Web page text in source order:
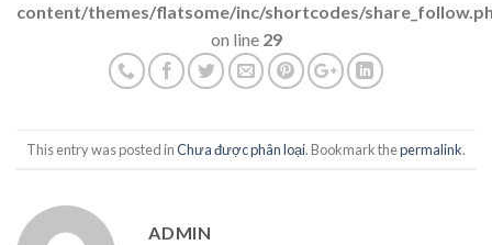
content/themes/flatsome/inc/shortcodes/
on line 29
This entry was posted inChưa được phân loại. Bookmark thepermalink.
ADMIN